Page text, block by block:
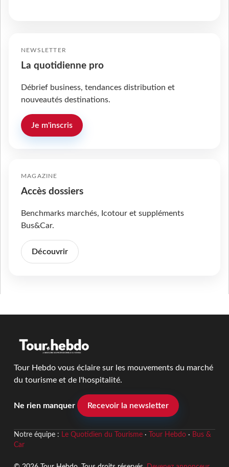
NEWSLETTER
La quotidienne pro
Débrief business, tendances distribution et
nouveautés destinations.
Je m'inscris
MAGAZINE
Accès dossiers
Benchmarks marchés, Icotour et suppléments
Bus&Car.
Découvrir
Tour Hebdo vous éclaire sur les mouvements du marché
du tourisme et de l'hospitalité.
Ne rien manquer Recevoir la newsletter
Notre équipe : Le Quotidien du Tourisme· Tour Hebdo· Bus &
Car